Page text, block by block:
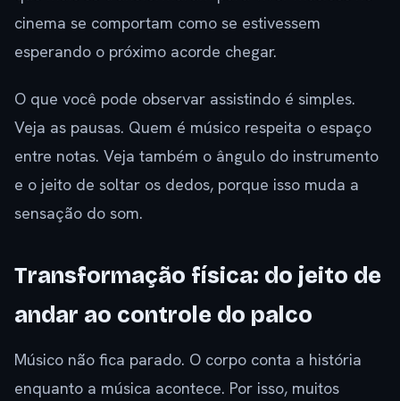
cinema se comportam como se estivessem
esperando o próximo acorde chegar.
O que você pode observar assistindo é simples.
Veja as pausas. Quem é músico respeita o espaço
entre notas. Veja também o ângulo do instrumento
e o jeito de soltar os dedos, porque isso muda a
sensação do som.
Transformação física: do jeito de
andar ao controle do palco
Músico não fica parado. O corpo conta a história
enquanto a música acontece. Por isso, muitos